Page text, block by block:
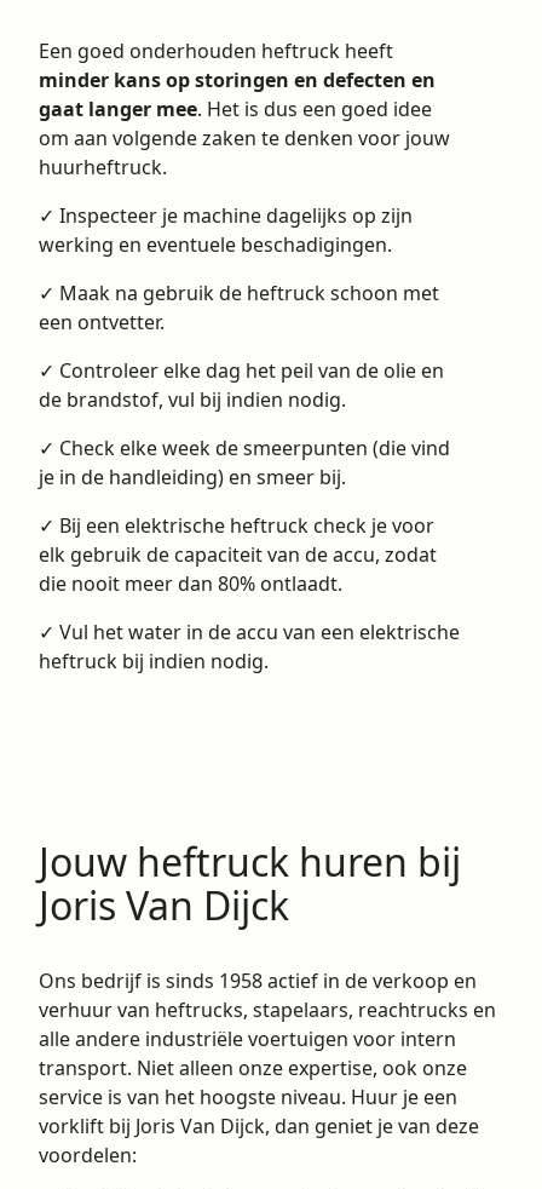
Een goed onderhouden heftruck heeft
minder kans op storingen en defecten en
gaat langer mee. Het is dus een goed idee
om aan volgende zaken te denken voor jouw
huurheftruck.
✓ Inspecteer je machine dagelijks op zijn
werking en eventuele beschadigingen.
✓ Maak na gebruik de heftruck schoon met
een ontvetter.
✓ Controleer elke dag het peil van de olie en
de brandstof, vul bij indien nodig.
✓ Check elke week de smeerpunten (die vind
je in de handleiding) en smeer bij.
✓ Bij een elektrische heftruck check je voor
elk gebruik de capaciteit van de accu, zodat
die nooit meer dan 80% ontlaadt.
✓ Vul het water in de accu van een elektrische
heftruck bij indien nodig.
Jouw heftruck huren bij
Joris Van Dijck
Ons bedrijf is sinds 1958 actief in de verkoop en
verhuur van heftrucks, stapelaars, reachtrucks en
alle andere industriële voertuigen voor intern
transport. Niet alleen onze expertise, ook onze
service is van het hoogste niveau. Huur je een
vorklift bij Joris Van Dijck, dan geniet je van deze
voordelen: